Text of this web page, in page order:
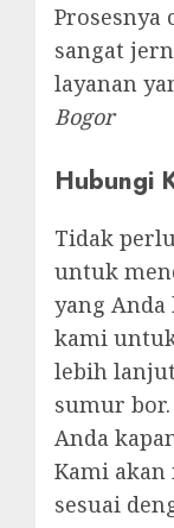
Prosesnya
sangat
layanan
Bogor
Hubungi
Tidak
untuk
yang
kami
lebih
sumur
Anda
Kami
sesuai